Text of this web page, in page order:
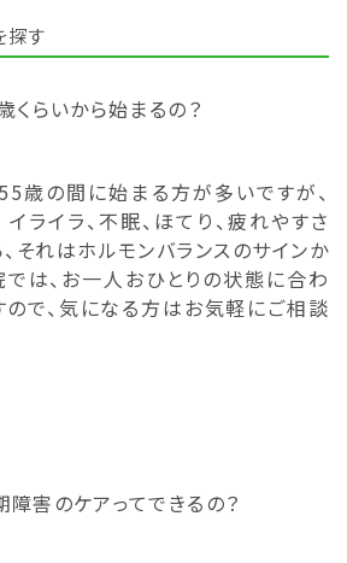
探す
くらいから始まるの？
歳の間に始まる方が多いですが、
ライラ、不眠、ほてり、疲れやすさ
それはホルモンバランスのサインか
では、お一人おひとりの状態に合わ
で、気になる方はお気軽にご相談
害のケアってできるの？